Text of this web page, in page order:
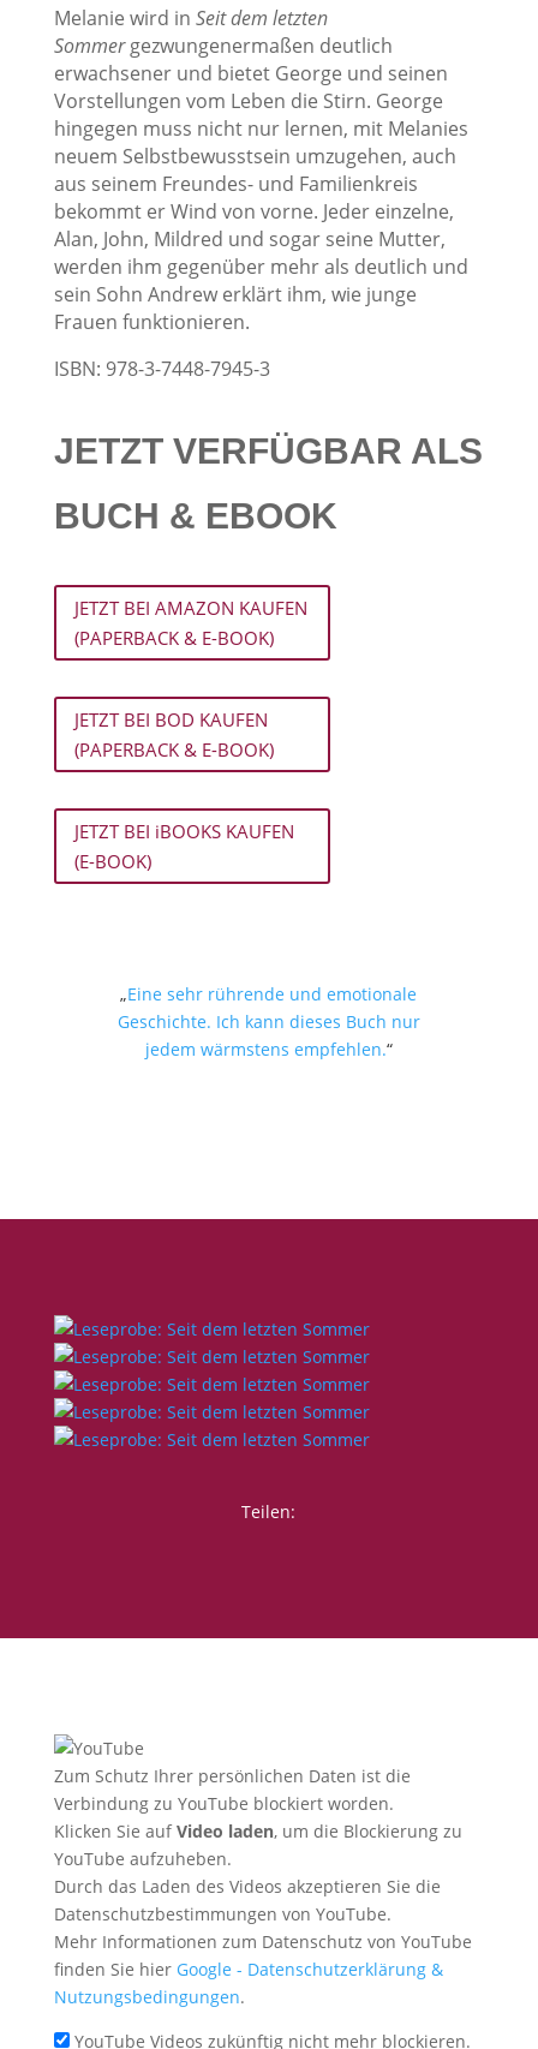
Melanie wird in Seit dem letzten
Sommergezwungenermaßen deutlich
erwachsener und bietet George und seinen
Vorstellungen vom Leben die Stirn. George
hingegen muss nicht nur lernen, mit Melanies
neuem Selbstbewusstsein umzugehen, auch
aus seinem Freundes- und Familienkreis
bekommt er Wind von vorne. Jeder einzelne,
Alan, John, Mildred und sogar seine Mutter,
werden ihm gegenüber mehr als deutlich und
sein Sohn Andrew erklärt ihm, wie junge
Frauen funktionieren.
ISBN: 978-3-7448-7945-3
JETZT VERFÜGBAR ALS
BUCH & EBOOK
JETZT BEI AMAZON KAUFEN
(PAPERBACK & E-BOOK)
JETZT BEI BOD KAUFEN
(PAPERBACK & E-BOOK)
JETZT BEI iBOOKS KAUFEN
(E-BOOK)
„Eine sehr rührende und emotionale
Geschichte. Ich kann dieses Buch nur
jedem wärmstens empfehlen.“
Teilen:
Zum Schutz Ihrer persönlichen Daten ist die
Verbindung zu YouTube blockiert worden.
Klicken Sie aufVideo laden, um die Blockierung zu
YouTube aufzuheben.
Durch das Laden des Videos akzeptieren Sie die
Datenschutzbestimmungen von YouTube.
Mehr Informationen zum Datenschutz von YouTube
finden Sie hier Google - Datenschutzerklärung &
Nutzungsbedingungen.
YouTube Videos zukünftig nicht mehr blockieren.